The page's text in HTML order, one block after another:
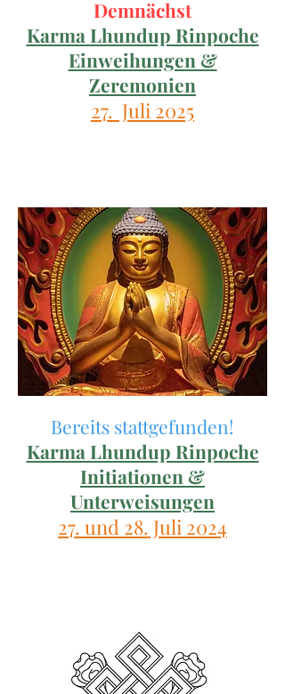
Demnächst
Karma Lhundup Rinpoche
Einweihungen &
Zeremonien
27. Juli 2025
Bereits stattgefunden!
Karma Lhundup Rinpoche
Initiationen &
Unterweisungen
27. und 28. Juli 2024